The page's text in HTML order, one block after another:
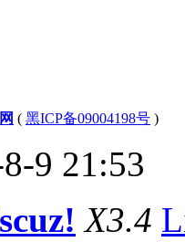
( 黑ICP备09004198号 )
9 21:53
X3.4